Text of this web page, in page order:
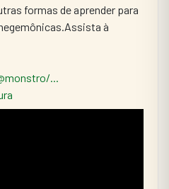
formas de aprender para
à
...